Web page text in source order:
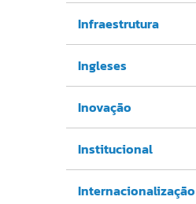
Infraestrutura
Ingleses
Inovação
Institucional
Internacionalização